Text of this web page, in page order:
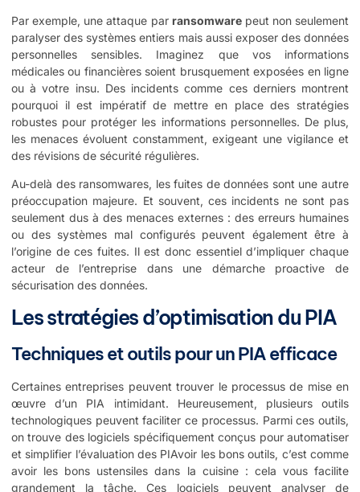
Par exemple, une attaque par ransomwarepeut non seulement
paralyser des systèmes entiers mais aussi exposer des données
personnelles sensibles. Imaginez que vos informations
médicales ou financières soient brusquement exposées en ligne
ou à votre insu. Des incidents comme ces derniers montrent
pourquoi il est impératif de mettre en place des stratégies
robustes pour protéger les informations personnelles. De plus,
les menaces évoluent constamment, exigeant une vigilance et
des révisions de sécurité régulières.
Au-delà des ransomwares, les fuites de données sont une autre
préoccupation majeure. Et souvent, ces incidents ne sont pas
seulement dus à des menaces externes : des erreurs humaines
ou des systèmes mal configurés peuvent également être à
l’origine de ces fuites. Il est donc essentiel d’impliquer chaque
acteur de l’entreprise dans une démarche proactive de
sécurisation des données.
Les stratégies d’optimisation du PIA
Techniques et outils pour un PIA efficace
Certaines entreprises peuvent trouver le processus de mise en
œuvre d’un PIA intimidant. Heureusement, plusieurs outils
technologiques peuvent faciliter ce processus. Parmi ces outils,
on trouve des logiciels spécifiquement conçus pour automatiser
et simplifier l’évaluation des PIAvoir les bons outils, c’est comme
avoir les bons ustensiles dans la cuisine : cela vous facilite
grandement la tâche. Ces logiciels peuvent analyser de